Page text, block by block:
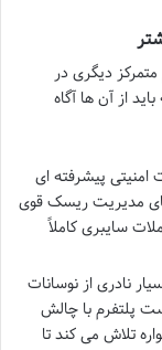
دیگری در
از آن ها آگاه
امنیتی پیشرفته ای
مدیریت ریسک قوی
سایبری کاملاً
نادری از نوسانات
پلتفرم با چالش
تلاش می کند تا